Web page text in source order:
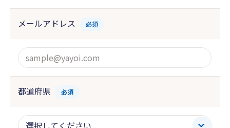
メールアドレス 必須
都道府県 必須